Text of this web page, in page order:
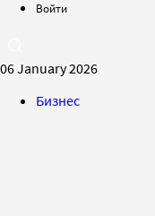
Войти
06 January 2026
Бизнес